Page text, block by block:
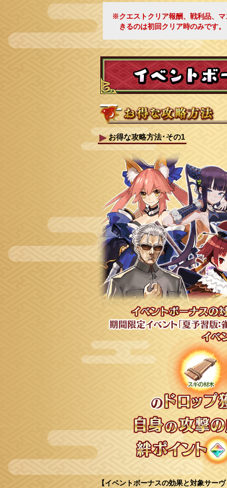
※クエストクリア報酬、戦利品、
きるのは初回クリア時のみです。
お得な攻略方法･その1
【イベントボーナスの効果と対象サー